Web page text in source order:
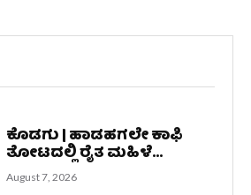
ಕೊಡಗು | ಹಾಡಹಗಲೇ ಕಾಫಿ
ತೋಟದಲ್ಲಿ ರೈತ ಮಹಿಳೆ...
August 7, 2026